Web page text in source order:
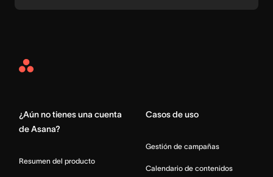
Asana
¿Aún no tienes una cuenta
de Asana?
Resumen del producto
Casos de uso
Gestión de campañas
Calendario de contenidos